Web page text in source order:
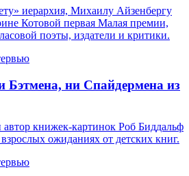
иерархия, Михаилу Айзенбергу
Котовой первая Малая премии,
поэты, издатели и критики.
ни Спайдермена из
книжек-картинок Роб Биддальф
ожиданиях от детских книг.